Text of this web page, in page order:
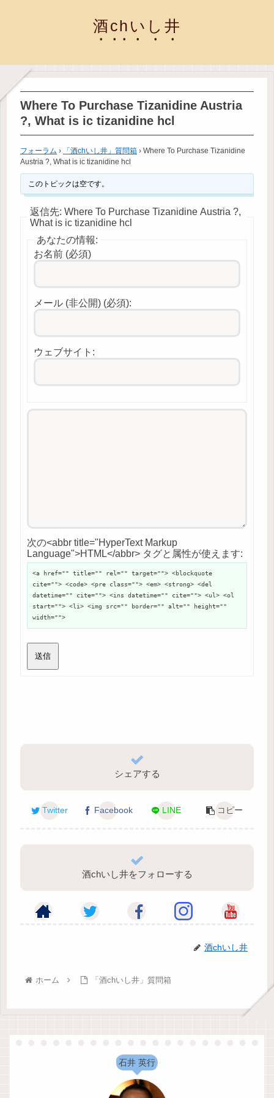
酒chいし井
Where To Purchase Tizanidine Austria
?, What is ic tizanidine hcl
フォーラム › 「酒chいし井」質問箱 › Where To Purchase Tizanidine
Austria ?, What is ic tizanidine hcl
このトピックは空です。
返信先: Where To Purchase Tizanidine Austria ?,
What is ic tizanidine hcl
あなたの情報:
お名前 (必須)
メール (非公開) (必須):
ウェブサイト:
次の<abbr title="HyperText Markup
Language">HTML</abbr> タグと属性が使えます:
<a href="" title="" rel="" target=""> <blockquote
cite=""> <code> <pre class=""> <em> <strong> <del
datetime="" cite=""> <ins datetime="" cite=""> <ul> <ol
start=""> <li> <img src="" border="" alt="" height=""
width="">
送信
シェアする
Twitter Facebook LINE コピー
酒chいし井をフォローする
酒chいし井
ホーム 「酒chいし井」質問箱
石井 英行